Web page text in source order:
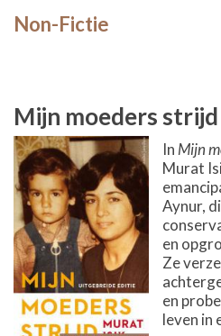
Non-Fictie
Mijn moeders strijd
In Mijn
Murat
Aynur,
en
Ze
en
leven in